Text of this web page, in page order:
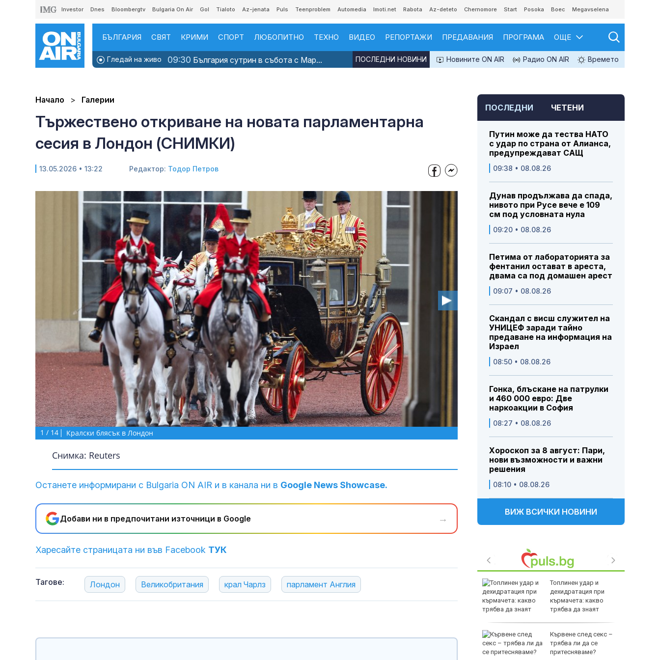
Investor Dnes Bloombergtv Bulgaria On Air Gol Tialoto Az-jenata Puls Teenproblem Automedia Imoti.net Rabota Az-deteto Chernomore Start Posoka Boec Megavselena
БЪЛГАРИЯ СВЯТ КРИМИ СПОРТ ЛЮБОПИТНО ТЕХНО ВИДЕО РЕПОРТАЖИ ПРЕДАВАНИЯ ПРОГРАМА ОЩЕ
Гледай на живо 09:30 България сутрин в събота с Мар... Новините ON AIR Радио ON AIR Времето
ПОСЛЕДНИ НОВИНИ
Начало Галерии
Тържествено откриване на новата парламентарна
сесия в Лондон (СНИМКИ)
13.05.2026 • 13:22 Редактор: Тодор Петров
1 / 14 Кралски блясък в Лондон
Снимка: Reuters
Останете информирани с Bulgaria ON AIR и в канала ни в Google News Showcase.
Добави ни в предпочитани източници в Google →
Харесайте страницата ни във Facebook ТУК
Тагове: Лондон Великобритания крал Чарлз парламент Англия
ПОСЛЕДНИ ЧЕТЕНИ
Путин може да тества НАТО
с удар по страна от Алианса,
предупреждават САЩ
09:38 • 08.08.26
Дунав продължава да спада,
нивото при Русе вече е 109
см под условната нула
09:20 • 08.08.26
Петима от лабораторията за
фентанил остават в ареста,
двама са под домашен арест
09:07 • 08.08.26
Скандал с висш служител на
УНИЦЕФ заради тайно
предаване на информация на
Израел
08:50 • 08.08.26
Гонка, блъскане на патрулки
и 460 000 евро: Две
наркоакции в София
08:27 • 08.08.26
Хороскоп за 8 август: Пари,
нови възможности и важни
решения
08:10 • 08.08.26
ВИЖ ВСИЧКИ НОВИНИ
при Русе стигна минус
Топлинен удар и
дехидратация при
кърмачета: какво
трябва да знаят
Кървене след секс –
трябва ли да се
притесняваме?